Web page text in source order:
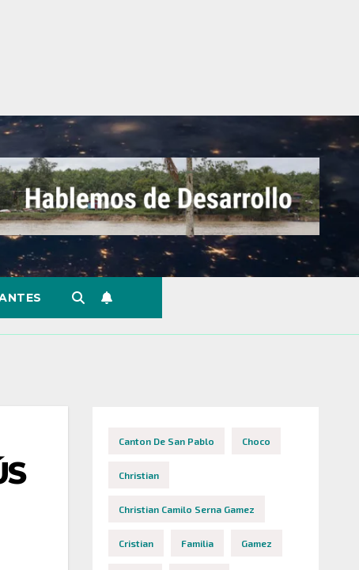
Canton De San Pablo Choco
Christian
Christian Camilo Serna Gamez
Cristian Familia Gamez